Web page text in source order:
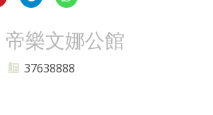
帝樂文娜公館
37638888